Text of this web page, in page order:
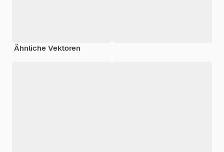
Ähnliche Vektoren